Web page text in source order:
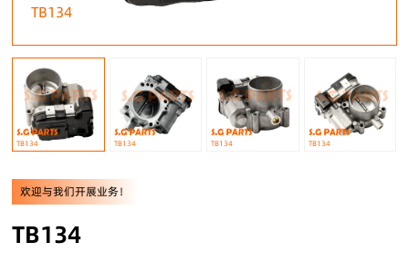
TB134
TB134 TB134 TB134 TB134
欢迎与我们开展业务！
TB134